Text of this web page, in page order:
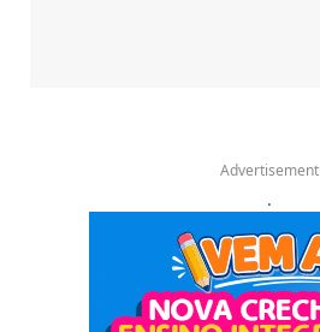
Advertisement
.